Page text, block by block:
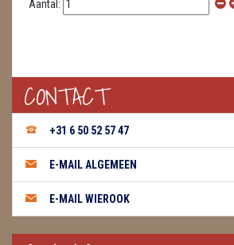
Aantal:
CONTACT
+31 6 50 52 57 47
E-MAIL ALGEMEEN
E-MAIL WIEROOK